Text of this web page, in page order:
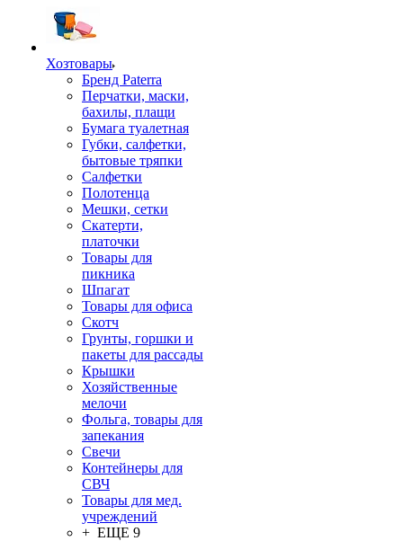
Хозтовары
Бренд Paterra
Перчатки, маски,
бахилы, плащи
Бумага туалетная
Губки, салфетки,
бытовые тряпки
Салфетки
Полотенца
Мешки, сетки
Скатерти,
платочки
Товары для
пикника
Шпагат
Товары для офиса
Скотч
Грунты, горшки и
пакеты для рассады
Крышки
Хозяйственные
мелочи
Фольга, товары для
запекания
Свечи
Контейнеры для
СВЧ
Товары для мед.
учреждений
+ ЕЩЕ 9